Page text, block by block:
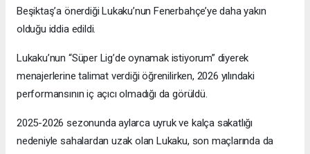
Beşiktaş’a önerdiği Lukaku’nun Fenerbahçe’ye daha yakın
olduğu iddia edildi.
Lukaku’nun “Süper Lig’de oynamak istiyorum” diyerek
menajerlerine talimat verdiği öğrenilirken, 2026 yılındaki
performansının iç açıcı olmadığı da görüldü.
2025-2026 sezonunda aylarca uyruk ve kalça sakatlığı
nedeniyle sahalardan uzak olan Lukaku, son maçlarında da